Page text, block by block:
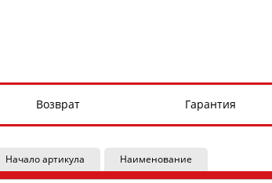
Возврат Гарантия
Начало артикула Наименование